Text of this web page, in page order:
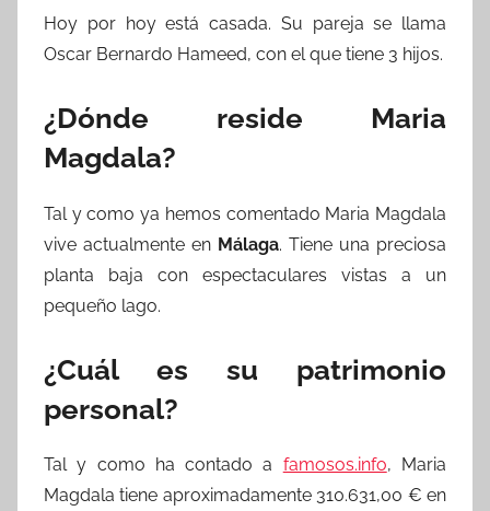
Hoy por hoy está casada. Su pareja se llama
Oscar Bernardo Hameed, con el que tiene 3 hijos.
¿Dónde reside Maria
Magdala?
Tal y como ya hemos comentado Maria Magdala
vive actualmente en Málaga. Tiene una preciosa
planta baja con espectaculares vistas a un
pequeño lago.
¿Cuál es su patrimonio
personal?
Tal y como ha contado a famosos.info, Maria
Magdala tiene aproximadamente 310.631,00 € en